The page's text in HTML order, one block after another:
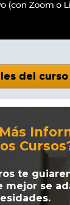
del
te
mejor se